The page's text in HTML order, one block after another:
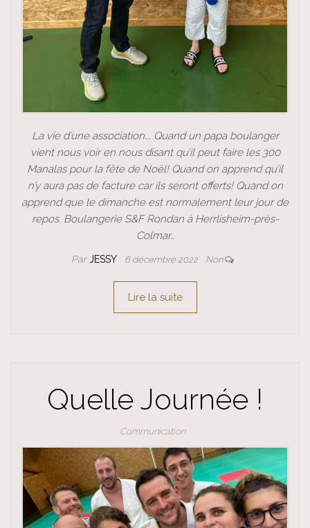
La vie d’une association…. Quand un papa boulanger
vient nous voir en nous disant qu’il peut faire les 300
Manalas pour la fête de Noël! Quand on apprend qu’il
n’y aura pas de facture car ils seront offerts! Quand on
apprend que le dimanche est normalement leur jour de
repos. Boulangerie S&F Rondan à Herrlisheim-près-
Colmar…
ParJESSY 6 décembre 2022 Non
Lire la suite
Quelle Journée !
Communication